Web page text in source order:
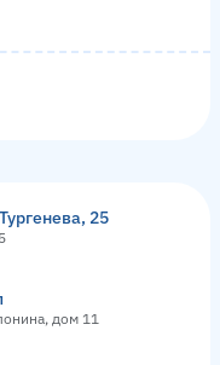
25
дом 11